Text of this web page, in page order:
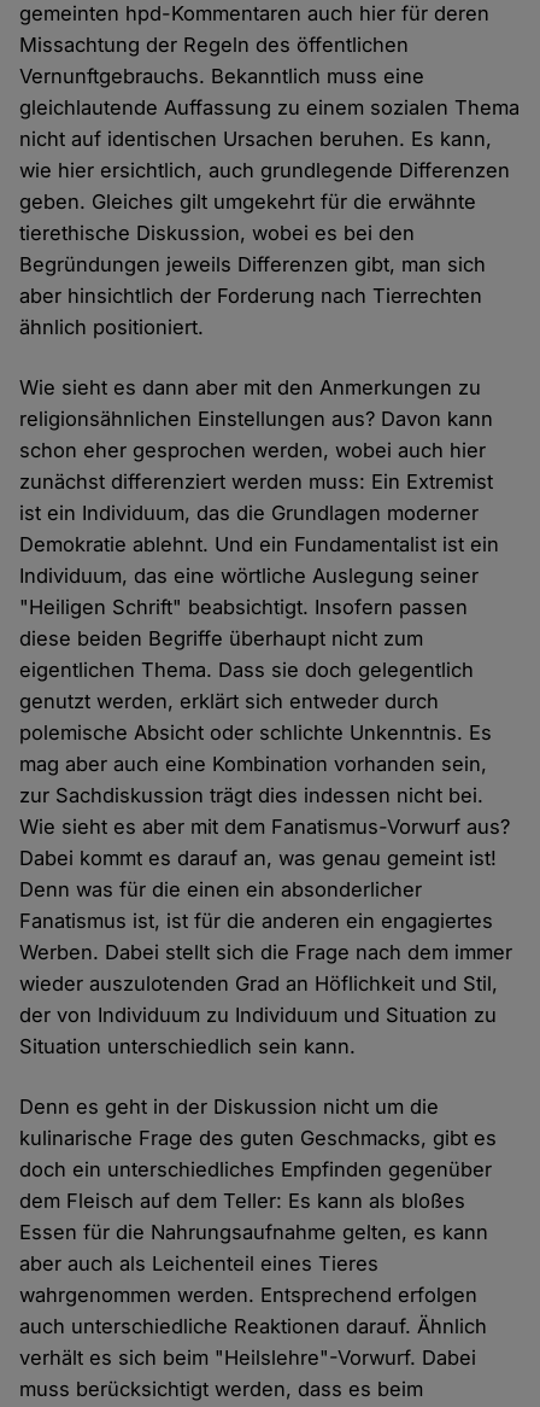
gemeinten hpd-Kommentaren auch hier für deren
Missachtung der Regeln des öffentlichen
Vernunftgebrauchs. Bekanntlich muss eine
gleichlautende Auffassung zu einem sozialen Thema
nicht auf identischen Ursachen beruhen. Es kann,
wie hier ersichtlich, auch grundlegende Differenzen
geben. Gleiches gilt umgekehrt für die erwähnte
tierethische Diskussion, wobei es bei den
Begründungen jeweils Differenzen gibt, man sich
aber hinsichtlich der Forderung nach Tierrechten
ähnlich positioniert.
Wie sieht es dann aber mit den Anmerkungen zu
religionsähnlichen Einstellungen aus? Davon kann
schon eher gesprochen werden, wobei auch hier
zunächst differenziert werden muss: Ein Extremist
ist ein Individuum, das die Grundlagen moderner
Demokratie ablehnt. Und ein Fundamentalist ist ein
Individuum, das eine wörtliche Auslegung seiner
"Heiligen Schrift" beabsichtigt. Insofern passen
diese beiden Begriffe überhaupt nicht zum
eigentlichen Thema. Dass sie doch gelegentlich
genutzt werden, erklärt sich entweder durch
polemische Absicht oder schlichte Unkenntnis. Es
mag aber auch eine Kombination vorhanden sein,
zur Sachdiskussion trägt dies indessen nicht bei.
Wie sieht es aber mit dem Fanatismus-Vorwurf aus?
Dabei kommt es darauf an, was genau gemeint ist!
Denn was für die einen ein absonderlicher
Fanatismus ist, ist für die anderen ein engagiertes
Werben. Dabei stellt sich die Frage nach dem immer
wieder auszulotenden Grad an Höflichkeit und Stil,
der von Individuum zu Individuum und Situation zu
Situation unterschiedlich sein kann.
Denn es geht in der Diskussion nicht um die
kulinarische Frage des guten Geschmacks, gibt es
doch ein unterschiedliches Empfinden gegenüber
dem Fleisch auf dem Teller: Es kann als bloßes
Essen für die Nahrungsaufnahme gelten, es kann
aber auch als Leichenteil eines Tieres
wahrgenommen werden. Entsprechend erfolgen
auch unterschiedliche Reaktionen darauf. Ähnlich
verhält es sich beim "Heilslehre"-Vorwurf. Dabei
muss berücksichtigt werden, dass es beim